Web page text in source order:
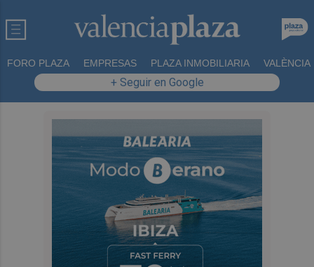
FORO PLAZA EMPRESAS PLAZA INMOBILIARIA VALÈNCIA
+ Seguir en Google